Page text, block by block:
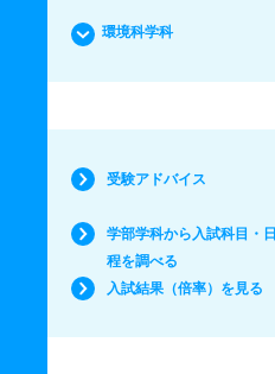
環境科学科
受験アドバイス
学部学科から入試科目・日
程を調べる
入試結果（倍率）を見る